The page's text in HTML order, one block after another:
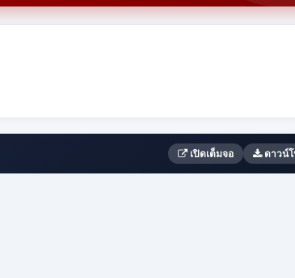
เปิดเต็มจอ ดาวน์